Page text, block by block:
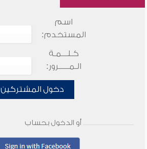
اسم
المستخدم:
كـلـــمـة
الـمـــــرور:
دخول المشتركين
أو الدخول بحساب